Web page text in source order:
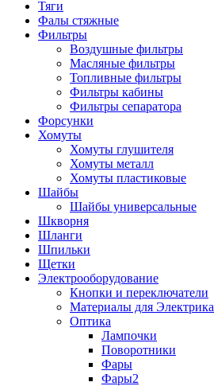
Тяги
Фалы стяжные
Фильтры
Воздушные фильтры
Масляные фильтры
Топливные фильтры
Фильтры кабины
Фильтры сепаратора
Форсунки
Хомуты
Хомуты глушителя
Хомуты металл
Хомуты пластиковые
Шайбы
Шайбы универсальные
Шкворня
Шланги
Шпильки
Щетки
Электрооборудование
Кнопки и переключатели
Материалы для Электрика
Оптика
Лампочки
Поворотники
Фары
Фары2